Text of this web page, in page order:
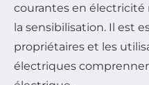
courantes en électricité
la sensibilisation. Il est
propriétaires et les
électriques